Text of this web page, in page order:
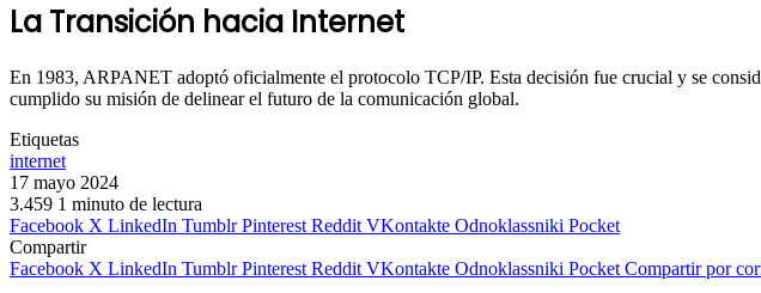
La Transición hacia Internet
En 1983, ARPANET adoptó oficialmente el protocolo TCP/IP. Esta decisión fue crucial y se
cumplido su misión de delinear el futuro de la comunicación global.
Etiquetas
internet
17 mayo 2024
3.459 1 minuto de lectura
Facebook X LinkedIn Tumblr Pinterest Reddit VKontakte Odnoklassniki Pocket
Compartir
Facebook X LinkedIn Tumblr Pinterest Reddit VKontakte Odnoklassniki Pocket Compartir por